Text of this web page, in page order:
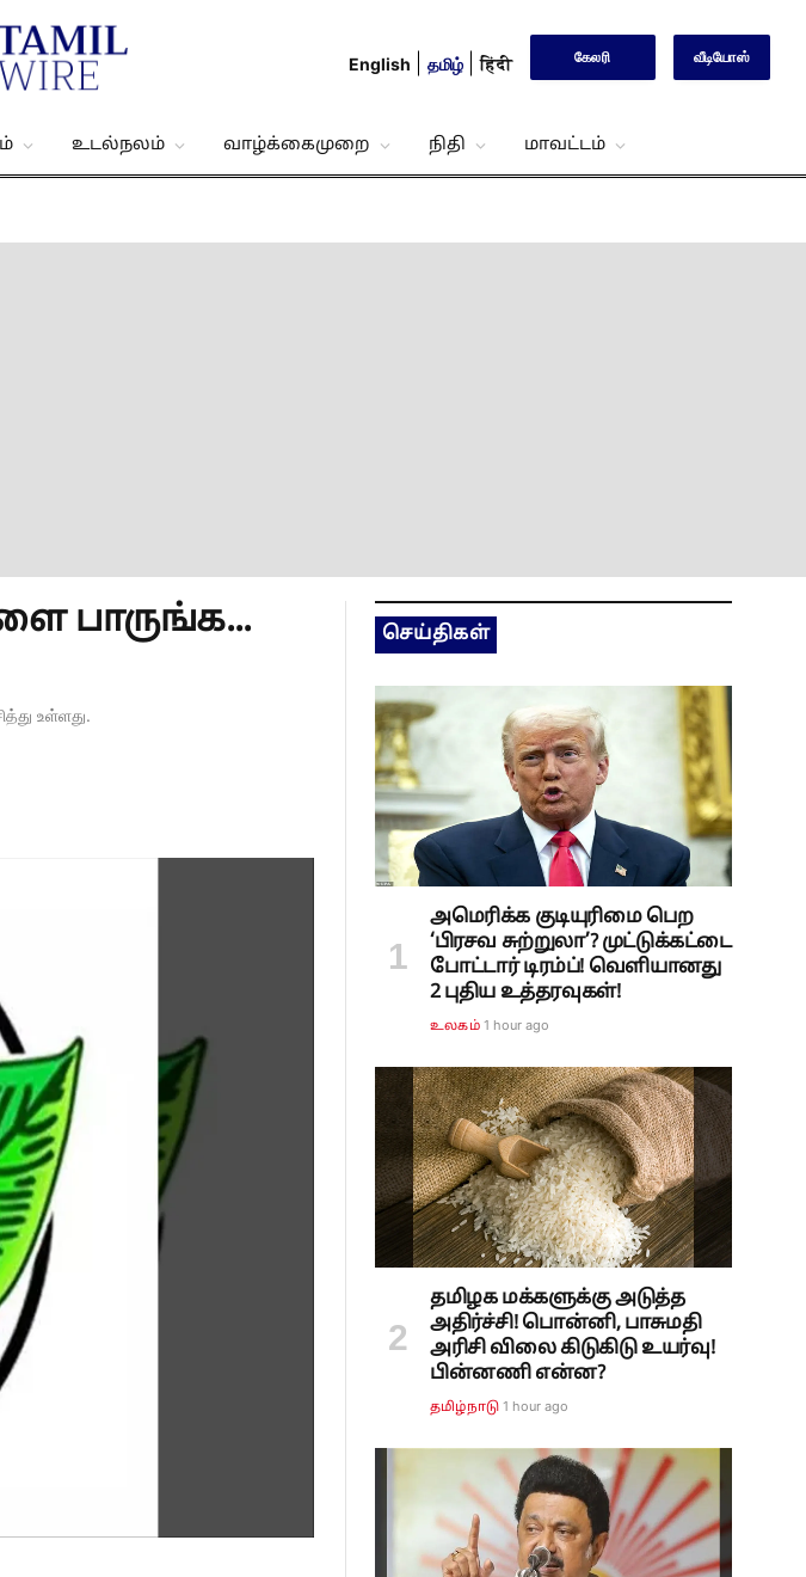
English தமிழ் हिंदी கேலரி வீடியோஸ்
உடல்நலம் வாழ்க்கைமுறை நிதி மாவட்டம்
பாருங்க...
உள்ளது.
செய்திகள்
அமெரிக்க குடியுரிமை பெற
‘பிரசவ சுற்றுலா’? முட்டுக்கட்டை
போட்டார் டிரம்ப்! வெளியானது
2 புதிய உத்தரவுகள்!
உலகம் 1 hour ago
தமிழக மக்களுக்கு அடுத்த
அதிர்ச்சி! பொன்னி, பாசுமதி
அரிசி விலை கிடுகிடு உயர்வு!
பின்னணி என்ன?
தமிழ்நாடு 1 hour ago